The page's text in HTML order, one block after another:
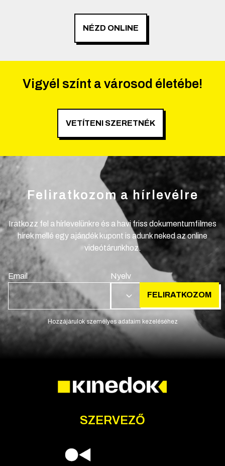
NÉZD ONLINE
Vigyél színt a városod életébe!
VETÍTENI SZERETNÉK
Feliratkozom a hírlevélre
Iratkozz fel a hírlevelünkre és a havi friss dokumentumfilmes
hírek mellé egy ajándék kupont is adunk neked az online
videótárunkhoz.
Email Nyelv
HU FELIRATKOZOM
Hozzájárulok személyes adataim kezeléséhez
SZERVEZŐ